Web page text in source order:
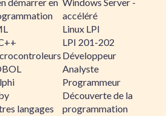
langages
accéléré
Linux LPI
LPI 201-202
Développeur
Analyste
Programmeur
Découverte de la
programmation